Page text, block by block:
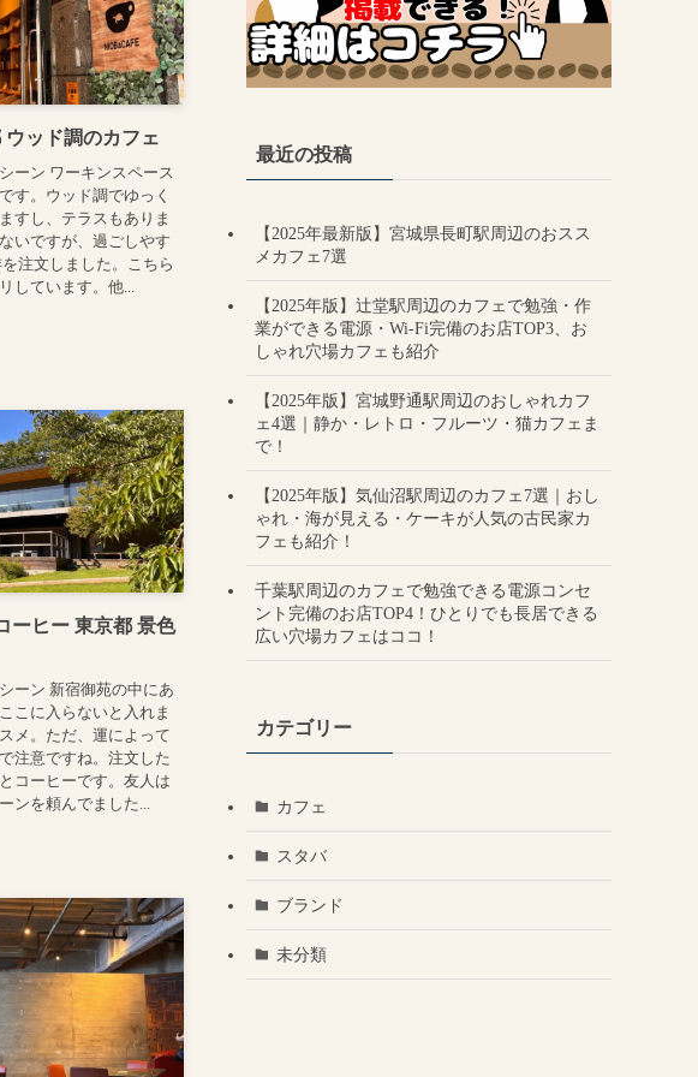
ウッド調のカフェ
ーン ワーキンスペース
す。ウッド調でゆっく
すし、テラスもありま
いですが、過ごしやす
注文しました。こちら
しています。他...
ーヒー 東京都 景色
ーン 新宿御苑の中にあ
こに入らないと入れま
メ。ただ、運によって
注意ですね。注文した
コーヒーです。友人は
ンを頼んでました...
最近の投稿
【2025年最新版】宮城県長町駅周辺のおスス
メカフェ7選
【2025年版】辻堂駅周辺のカフェで勉強・作
業ができる電源・Wi-Fi完備のお店TOP3、お
しゃれ穴場カフェも紹介
【2025年版】宮城野通駅周辺のおしゃれカフ
ェ4選｜静か・レトロ・フルーツ・猫カフェま
で！
【2025年版】気仙沼駅周辺のカフェ7選｜おし
ゃれ・海が見える・ケーキが人気の古民家カ
フェも紹介！
千葉駅周辺のカフェで勉強できる電源コンセ
ント完備のお店TOP4！ひとりでも長居できる
広い穴場カフェはココ！
カテゴリー
カフェ
スタバ
ブランド
未分類